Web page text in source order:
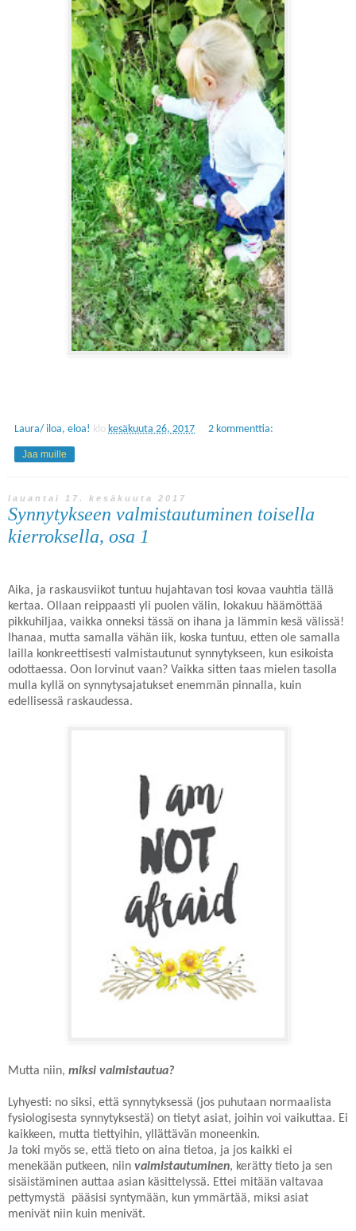
Laura/ iloa, eloa! klo kesäkuuta 26, 2017 2 kommenttia:
Jaa muille
lauantai 17. kesäkuuta 2017
Synnytykseen valmistautuminen toisella
kierroksella, osa 1
Aika, ja raskausviikot tuntuu hujahtavan tosi kovaa vauhtia tällä
kertaa. Ollaan reippaasti yli puolen välin, lokakuu häämöttää
pikkuhiljaa, vaikka onneksi tässä on ihana ja lämmin kesä välissä!
Ihanaa, mutta samalla vähän iik, koska tuntuu, etten ole samalla
lailla konkreettisesti valmistautunut synnytykseen, kun esikoista
odottaessa. Oon lorvinut vaan? Vaikka sitten taas mielen tasolla
mulla kyllä on synnytysajatukset enemmän pinnalla, kuin
edellisessä raskaudessa.
Mutta niin, miksi valmistautua?
Lyhyesti: no siksi, että synnytyksessä (jos puhutaan normaalista
fysiologisesta synnytyksestä) on tietyt asiat, joihin voi vaikuttaa. Ei
kaikkeen, mutta tiettyihin, yllättävän moneenkin.
Ja toki myös se, että tieto on aina tietoa, ja jos kaikki ei
menekään putkeen, niin valmistautuminen, kerätty tieto ja sen
sisäistäminen auttaa asian käsittelyssä. Ettei mitään valtavaa
pettymystä pääsisi syntymään, kun ymmärtää, miksi asiat
menivät niin kuin menivät.